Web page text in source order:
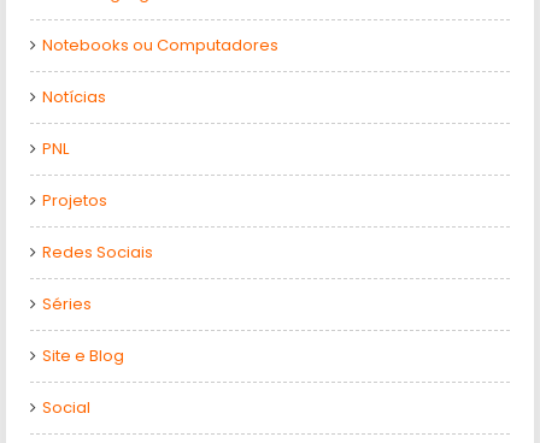
Notebooks ou Computadores
Notícias
PNL
Projetos
Redes Sociais
Séries
Site e Blog
Social